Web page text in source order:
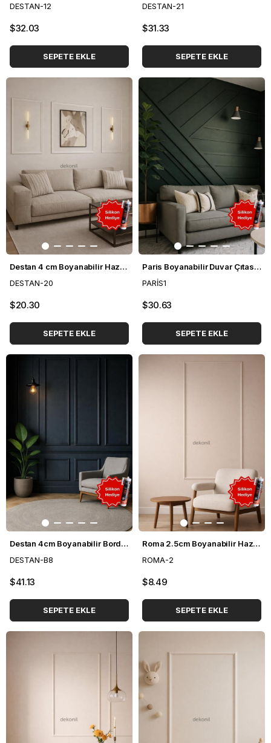
DESTAN-12
$32.03
SEPETE EKLE
DESTAN-21
$31.33
SEPETE EKLE
Destan 4 cm Boyanabilir Hazır Kesilmiş Duvar Çıtası Paketi 3'lü (120*70 cm)
DESTAN-20
$20.30
SEPETE EKLE
Paris Boyanabilir Duvar Çıtası Paketi
PARİS1
$30.63
SEPETE EKLE
Destan 4cm Boyanabilir Bordürlü Hazır Kesilmiş Duvar Çıtası Paketi 8'li
DESTAN-B8
$41.13
SEPETE EKLE
Roma 2.5cm Boyanabilir Hazır Kesilmiş Duvar Çıtası Paketi (50*110cm)
ROMA-2
$8.49
SEPETE EKLE